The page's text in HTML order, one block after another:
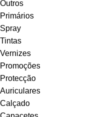
Outros
Primários
Spray
Tintas
Vernizes
Promoções
Protecção
Auriculares
Calçado